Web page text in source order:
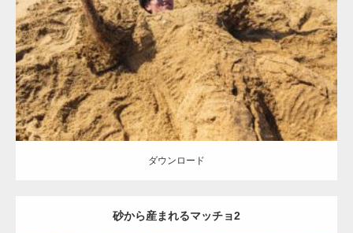
Category:海のマッチョ オレンジの人 AKIHITO(細マッチョ)
ダウンロード
ダウンロード
砂から産まれるマッチョ2